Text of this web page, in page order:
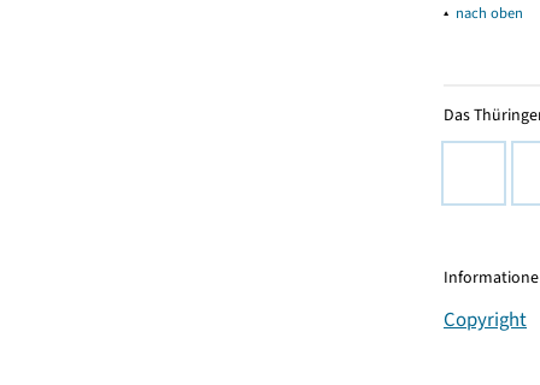
▴ nach oben
Das
Copyright